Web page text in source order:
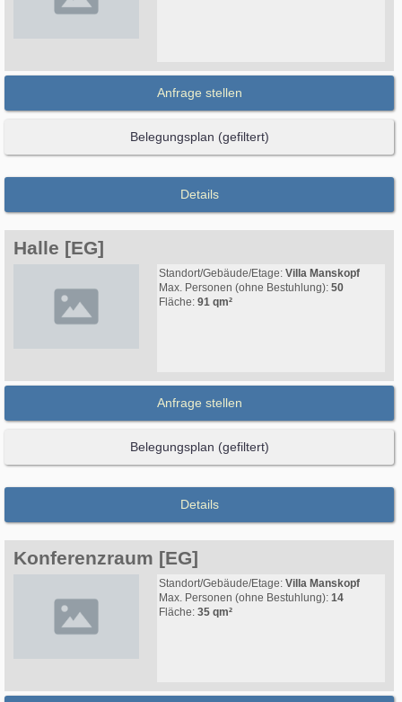
Anfrage stellen
Belegungsplan (gefiltert)
Details
Halle [EG]
Standort/Gebäude/Etage: Villa Manskopf
Max. Personen (ohne Bestuhlung): 50
Fläche: 91 qm²
Anfrage stellen
Belegungsplan (gefiltert)
Details
Konferenzraum [EG]
Standort/Gebäude/Etage: Villa Manskopf
Max. Personen (ohne Bestuhlung): 14
Fläche: 35 qm²